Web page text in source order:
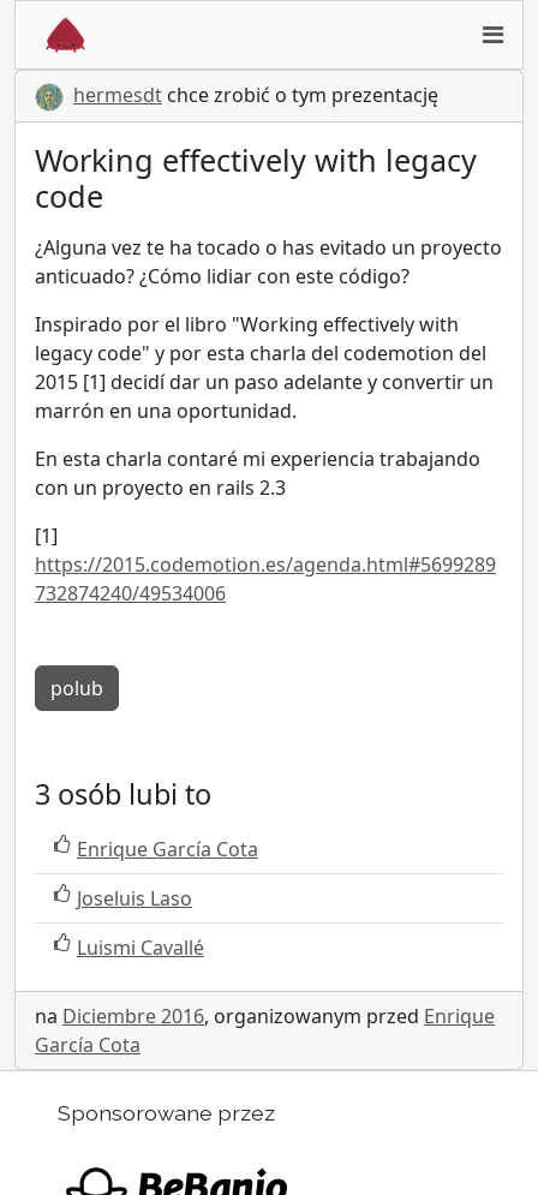
hermesdt chce zrobić o tym prezentację
Working effectively with legacy
code
¿Alguna vez te ha tocado o has evitado un proyecto
anticuado? ¿Cómo lidiar con este código?
Inspirado por el libro "Working effectively with
legacy code" y por esta charla del codemotion del
2015 [1] decidí dar un paso adelante y convertir un
marrón en una oportunidad.
En esta charla contaré mi experiencia trabajando
con un proyecto en rails 2.3
[1]
https://2015.codemotion.es/agenda.html#5699289
732874240/49534006
polub
3 osób lubi to
Enrique García Cota
Joseluis Laso
Luismi Cavallé
na Diciembre 2016, organizowanym przed Enrique
García Cota
Sponsorowane przez